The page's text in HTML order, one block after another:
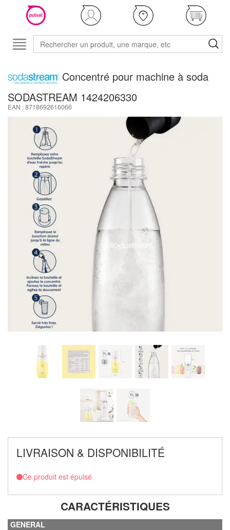
Concentré pour machine à soda
SODASTREAM 1424206330
EAN : 8718692616066
LIVRAISON & DISPONIBILITÉ
Ce produit est épuisé
CARACTÉRISTIQUES
GENERAL